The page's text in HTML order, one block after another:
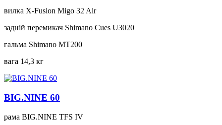
вилка X-Fusion Migo 32 Air
задній перемикач Shimano Cues U3020
гальма Shimano MT200
вага 14,3 кг
BIG.NINE 60
рама BIG.NINE TFS IV